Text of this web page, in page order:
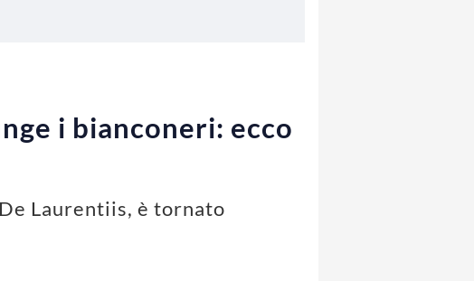
i bianconeri: ecco
Laurentiis, è tornato